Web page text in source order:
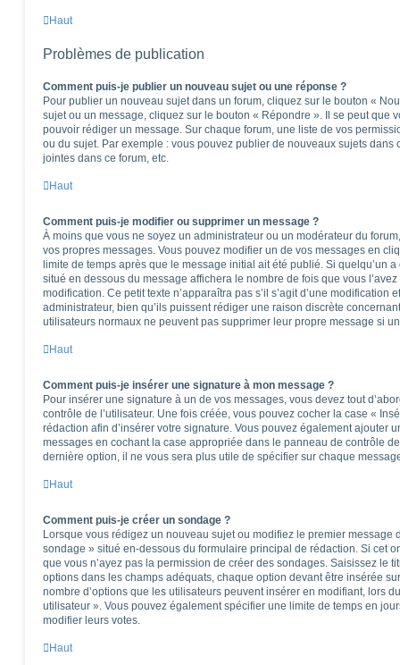
Haut
Problèmes de publication
Comment puis-je publier un nouveau sujet ou une réponse ?
Pour publier un nouveau sujet dans un forum, cliquez sur le bouton «
sujet ou un message, cliquez sur le bouton « Répondre ». Il se peut que
pouvoir rédiger un message. Sur chaque forum, une liste de vos
ou du sujet. Par exemple : vous pouvez publier de nouveaux sujets dans
jointes dans ce forum, etc.
Haut
Comment puis-je modifier ou supprimer un message ?
À moins que vous ne soyez un administrateur ou un modérateur du
vos propres messages. Vous pouvez modifier un de vos messages en
limite de temps après que le message initial ait été publié. Si quelqu’un
situé en dessous du message affichera le nombre de fois que vous
modification. Ce petit texte n’apparaîtra pas s’il s’agit d’une modification
administrateur, bien qu’ils puissent rédiger une raison discrète
utilisateurs normaux ne peuvent pas supprimer leur propre message si
Haut
Comment puis-je insérer une signature à mon message ?
Pour insérer une signature à un de vos messages, vous devez tout
contrôle de l’utilisateur. Une fois créée, vous pouvez cocher la case «
rédaction afin d’insérer votre signature. Vous pouvez également ajouter
messages en cochant la case appropriée dans le panneau de contrôle
dernière option, il ne vous sera plus utile de spécifier sur chaque
Haut
Comment puis-je créer un sondage ?
Lorsque vous rédigez un nouveau sujet ou modifiez le premier message
sondage » situé en-dessous du formulaire principal de rédaction. Si cet
que vous n’ayez pas la permission de créer des sondages. Saisissez le
options dans les champs adéquats, chaque option devant être insérée
nombre d’options que les utilisateurs peuvent insérer en modifiant, lors
utilisateur ». Vous pouvez également spécifier une limite de temps en
modifier leurs votes.
Haut